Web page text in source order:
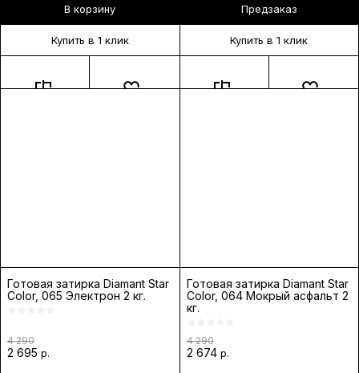
В корзину
Купить в 1 клик
Предзаказ
Купить в 1 клик
Готовая затирка Diamant Star
Color, 065 Электрон 2 кг.
4 290
2 695 р.
Готовая затирка Diamant Star
Color, 064 Мокрый асфальт 2
кг.
4 290
2 674 р.